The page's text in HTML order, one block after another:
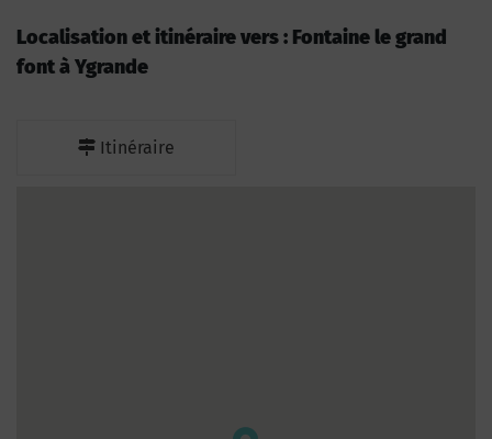
Localisation et itinéraire vers : Fontaine le grand
font à Ygrande
Itinéraire